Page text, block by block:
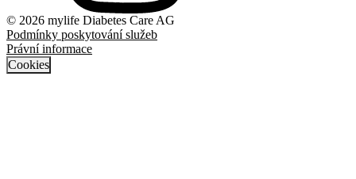
© 2026 mylife Diabetes Care AG
Podmínky poskytování služeb
Právní informace
Cookies